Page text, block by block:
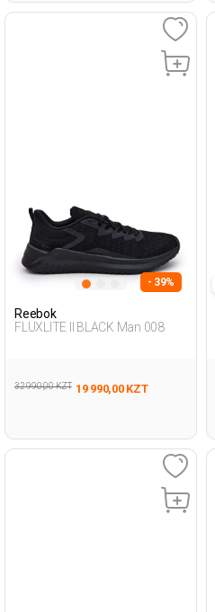
- 39%
Reebok
FLUXLITE II BLACK Man 008
32 990,00 KZT 19 990,00 KZT